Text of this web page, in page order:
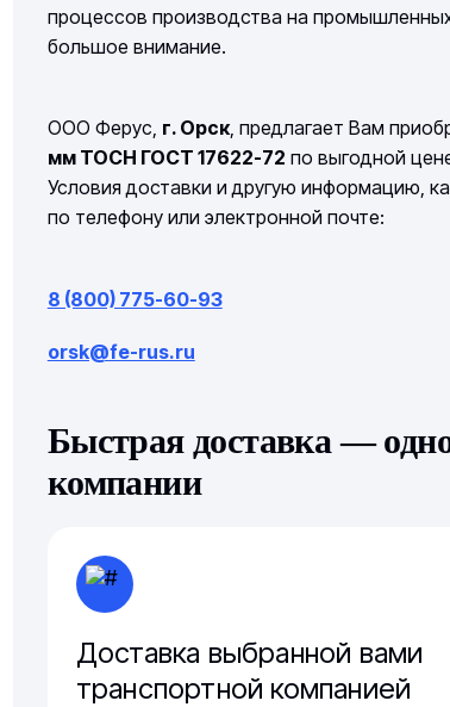
процессов производства на
большое внимание.
ООО Ферус, г. Орск, предлагает Вам
мм ТОСН ГОСТ 17622-72 по выгодной
Условия доставки и другую информацию,
по телефону или электронной почте:
8 (800) 775-60-93
orsk@fe-rus.ru
Быстрая доставка —
компании
Доставка выбранной вами
транспортной компанией